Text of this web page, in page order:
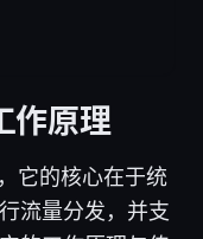
作原理
它的核心在于统
流量分发，并支